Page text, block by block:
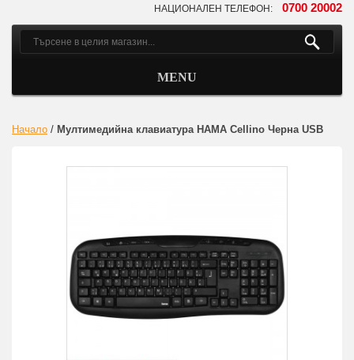
НАЦИОНАЛЕН ТЕЛЕФОН: 0700 20002
MENU
Начало / Мултимедийна клавиатура HAMA Cellino Черна USB